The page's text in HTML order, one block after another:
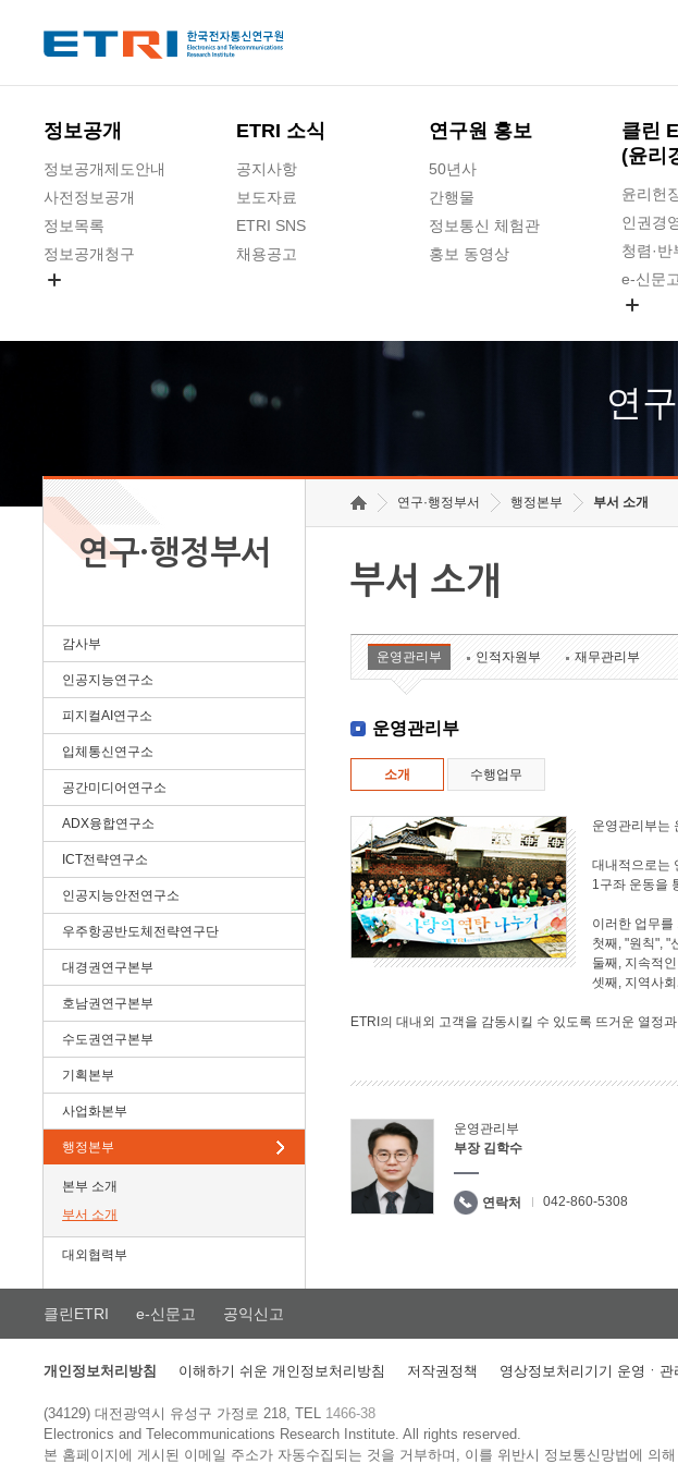
정보공개
정보공개제도안내
사전정보공개
정보목록
정보공개청구
ETRI 소식
공지사항
보도자료
ETRI SNS
채용공고
연구원 홍보
50년사
간행물
정보통신 체험관
홍보 동영상
클린
(윤리
윤리헌
인권경
청렴·반
e-신문
고객의
수의계
연
연구·행정부서
감사부
인공지능연구소
피지컬AI연구소
입체통신연구소
공간미디어연구소
ADX융합연구소
ICT전략연구소
인공지능안전연구소
우주항공반도체전략연구단
대경권연구본부
호남권연구본부
수도권연구본부
기획본부
사업화본부
행정본부
본부 소개
부서 소개
대외협력부
연구·행정부서 행정본부 부서 소개
부서 소개
운영관리부 인적자원부 재무관리부
운영관리부
소개 수행업무
운영관리부는
대내적으로는
1구좌 운동을
이러한 업무
첫째, "원칙", "
둘째, 지속적
셋째, 지역사
ETRI의 대내외 고객을 감동시킬 수 있도록 뜨거운 열정
운영관리부
부장 김학수
연락처 042-860-5308
클린ETRI e-신문고 공익신고
개인정보처리방침 이해하기 쉬운 개인정보처리방침 저작권정책 영상정보처리기기 운영ㆍ관
(34129) 대전광역시 유성구 가정로 218, TEL 1466-38
Electronics and Telecommunications Research Institute.All rights reserved.
본 홈페이지에 게시된 이메일 주소가 자동수집되는 것을 거부하며, 이를 위반시 정보통신망법에 의